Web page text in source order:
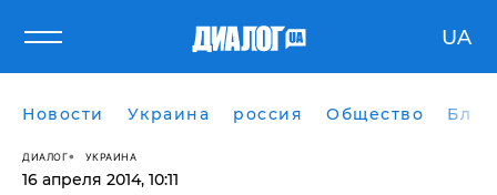
UA
Новости Украина россия Общество
ДИАЛОГ УКРАИНА
16 апреля 2014, 10:11